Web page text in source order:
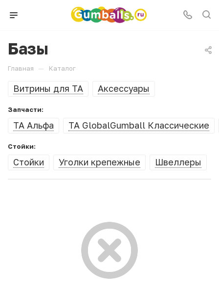
Базы
Главная — Каталог
Витрины для ТА Аксессуары
Запчасти:
ТА Альфа ТА GlobalGumball Классические
Стойки:
Стойки Уголки крепежные Швеллеры